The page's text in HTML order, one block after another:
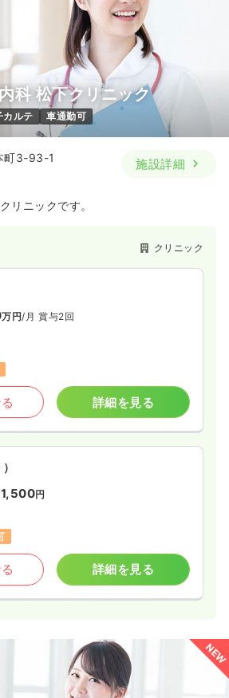
科 松下クリニック
カルテ 車通勤可
町3-93-1
施設詳細
リニックです。
クリニック
万円/月 賞与2回
詳細を見る
円
詳細を見る
NEW